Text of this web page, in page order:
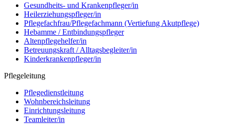
Gesundheits- und Krankenpfleger/in
Heilerziehungspfleger/in
Pflegefachfrau/Pflegefachmann (Vertiefung Akutpflege)
Hebamme / Entbindungspfleger
Altenpflegehelfer/in
Betreuungskraft / Alltagsbegleiter/in
Kinderkrankenpfleger/in
Pflegeleitung
Pflegedienstleitung
Wohnbereichsleitung
Einrichtungsleitung
Teamleiter/in